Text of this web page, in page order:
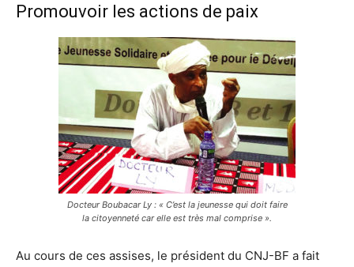
Promouvoir les actions de paix
Docteur Boubacar Ly : « C’est la jeunesse qui doit faire
la citoyenneté car elle est très mal comprise ».
Au cours de ces assises, le président du CNJ-BF a fait